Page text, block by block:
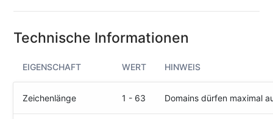
Domain
SECURITY
Responsible
Technische Informationen
EIGENSCHAFT WERT HINWEIS
Zeichenlänge 1 - 63 Domains dürfen maximal